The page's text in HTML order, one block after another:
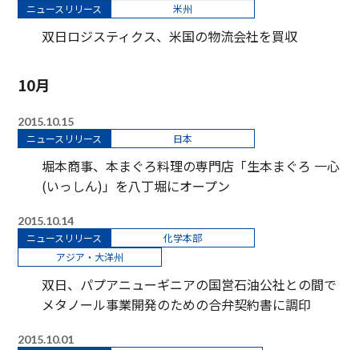
ニュースリリース
米州
双日ロジスティクス、米国の物流会社を買収
10月
2015.10.15
ニュースリリース
日本
堀本商事、本まぐろ料理の専門店「生本まぐろ 一心
(いっしん)」を八丁堀にオープン
2015.10.14
ニュースリリース
化学本部
アジア・大洋州
双日、パプアニューギニアの国営石油公社との間で
メタノール事業開発のための合弁契約書に調印
2015.10.01